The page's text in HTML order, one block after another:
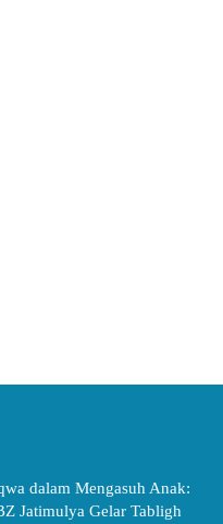
dalam Mengasuh Anak:
Jatimulya Gelar Tabligh